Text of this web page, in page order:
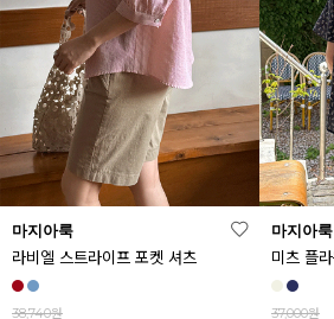
마지아룩
라비엘 스트라이프 포켓 셔츠
38,740원
마지아룩
37,000원